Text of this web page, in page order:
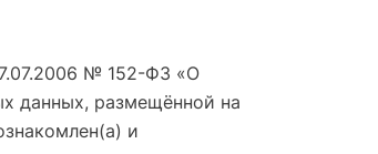
№ 152-ФЗ «О
данных, размещённой на
и